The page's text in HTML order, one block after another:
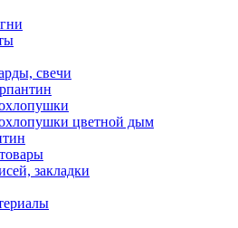
свечи
цветной дым
закладки